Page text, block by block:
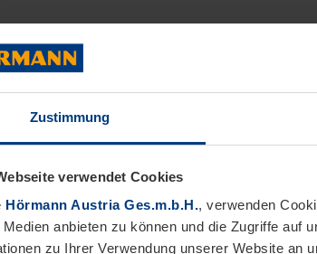
Zustimmung
verwendet Cookies
Hörmann Austria Ges.m.b.H., verwenden
anbieten zu können und die Zugriffe auf
zu Ihrer Verwendung unserer Website an